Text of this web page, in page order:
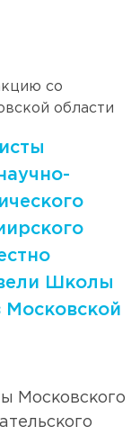
Школы
Московской
Московского